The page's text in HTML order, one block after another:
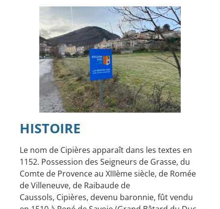
HISTOIRE
Le nom de Cipières apparaît dans les textes en
1152. Possession des Seigneurs de Grasse, du
Comte de Provence au XIIIème siècle, de Romée
de Villeneuve, de Raibaude de
Caussols, Cipières, devenu baronnie, fût vendu